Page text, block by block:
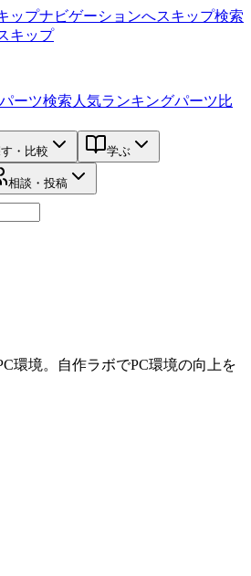
ップナビゲーションへスキップ検索
キップ
ーツ検索 人気ランキングパーツ比
・比較 学ぶ
相談・投稿
環境。 自作ラボでPC環境の向上を